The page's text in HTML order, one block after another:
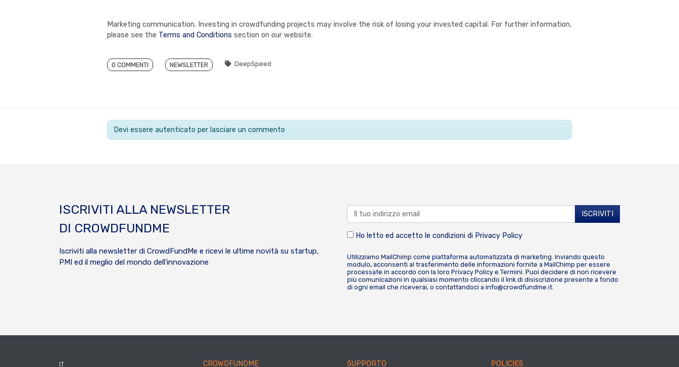
Marketing communication. Investing in crowdfunding projects may involve the risk of losing your invested capital. For further information,
please see the Terms and Conditions section on our website.
0 COMMENTI NEWSLETTER DeepSpeed
Devi essere autenticato per lasciare un commento
ISCRIVITI ALLA NEWSLETTER
DI CROWDFUNDME
Iscriviti alla newsletter di CrowdFundMe e ricevi le ultime novità su startup,
PMI ed il meglio del mondo dell’innovazione
Ho letto ed accetto le condizioni di Privacy Policy
Utilizziamo MailChimp come piattaforma automatizzata di marketing. Inviando questo
modulo, acconsenti al trasferimento delle informazioni fornite a MailChimp per essere
processate in accordo con la loro Privacy Policy e Termini. Puoi decidere di non ricevere
più comunicazioni in qualsiasi momento cliccando il link di disiscrizione presente a fondo
di ogni email che riceverai, o contattandoci a info@crowdfundme.it.
IT CROWDFUNDME SUPPORTO POLICIES